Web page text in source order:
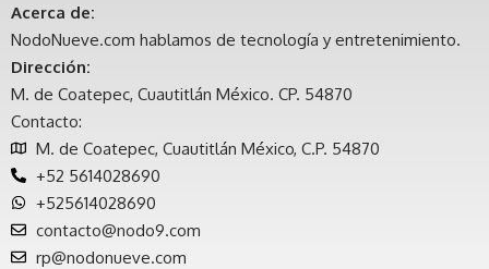
Acerca de:
NodoNueve.com hablamos de tecnología y entretenimiento.
Dirección:
M. de Coatepec, Cuautitlán México. CP. 54870
Contacto:
M. de Coatepec, Cuautitlán México, C.P. 54870
+52 5614028690
+525614028690
contacto@nodo9.com
rp@nodonueve.com